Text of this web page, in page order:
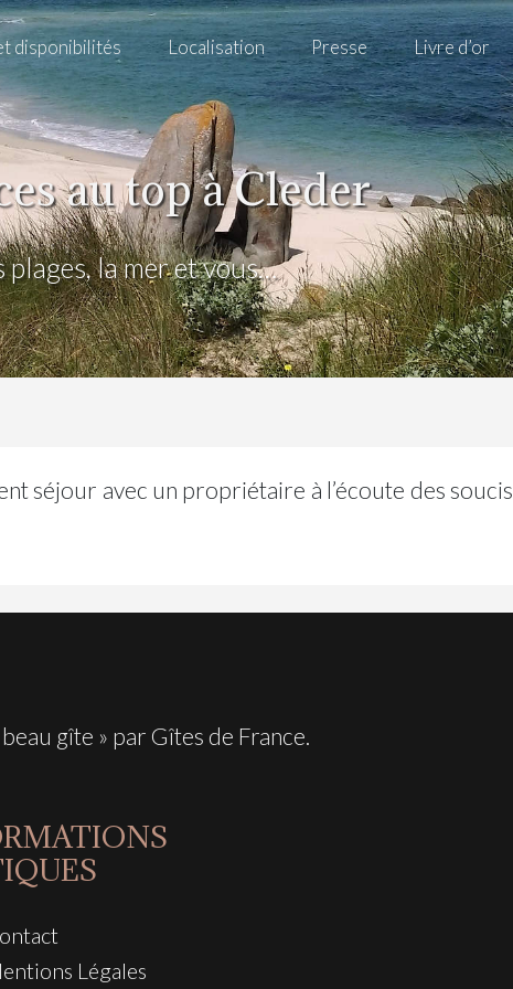
disponibilités Localisation Presse Livre d’or
au top à Cleder
plages, la mer et vous…
séjour avec un propriétaire à l’écoute des soucis
gîte » par Gîtes de France.
Légales